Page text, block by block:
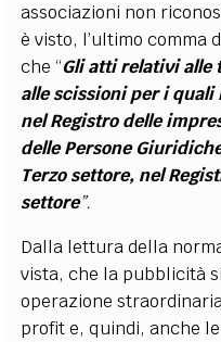
associazioni non
è visto, l’ultimo comma
che “Gli atti relativi alle
alle scissioni per i
nel Registro delle
delle Persone
Terzo settore, nel
settore”.
Dalla lettura della
vista, che la pubblicità
operazione
profit e, quindi, anche